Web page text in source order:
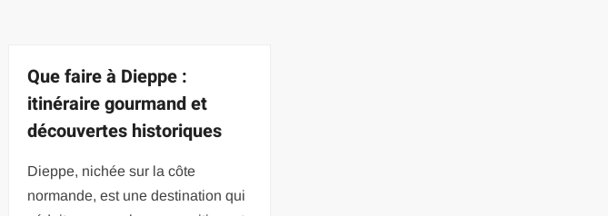
Que faire à Dieppe :
itinéraire gourmand et
découvertes historiques
Dieppe, nichée sur la côte
normande, est une destination qui